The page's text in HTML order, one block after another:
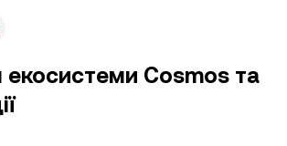
екосистеми Cosmos та